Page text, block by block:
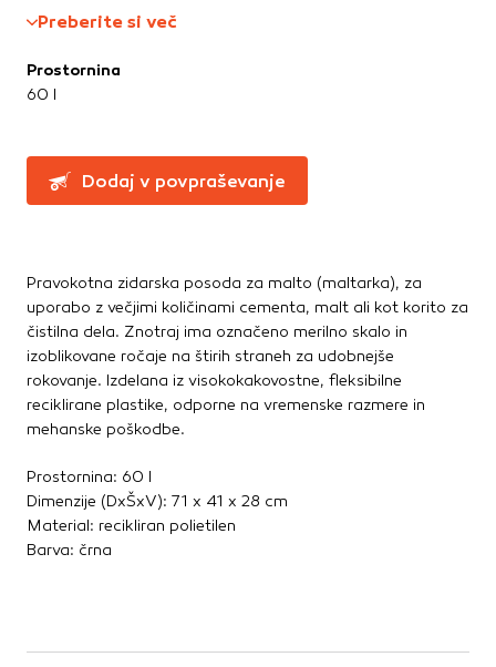
Ročne žage, sekire, noži
Zidarsko orodje
Konzole in nosilci
Kotniki
Spojni elementi
Verige, jeklene vrvi
Vijaki
Žičniki
Preberite si več
Prostornina
60 l
Dodaj v povpraševanje
Pravokotna zidarska posoda za malto (maltarka), za
uporabo z večjimi količinami cementa, malt ali kot korito za
čistilna dela. Znotraj ima označeno merilno skalo in
izoblikovane ročaje na štirih straneh za udobnejše
rokovanje. Izdelana iz visokokakovostne, fleksibilne
reciklirane plastike, odporne na vremenske razmere in
mehanske poškodbe.
Prostornina: 60 l
Dimenzije (DxŠxV): 71 x 41 x 28 cm
Material: recikliran polietilen
Barva: črna
Partnerska oglaševalska podjetja jih lahko uporabljajo za
prikazovanje ustreznih oglasov na drugih spletnih mestih.
Pri delu uporabljajo edinstveno prepoznavanje vašega
ne boste deležni našega ciljnega spletnega oglaševanja.
DOVOLI VSE